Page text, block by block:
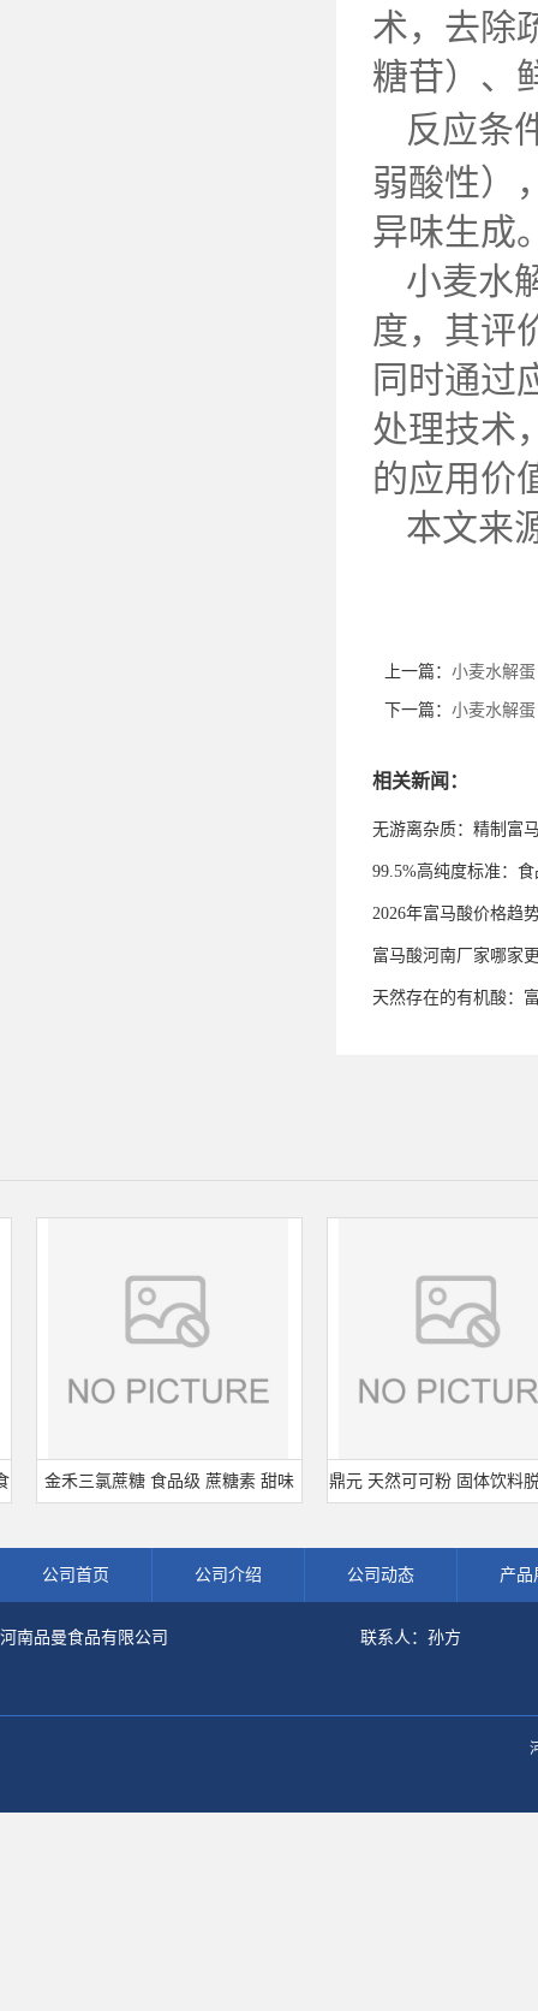
术，去除
糖苷）、
反应条
弱酸性）
异味生成
小麦水
度，其评
同时通过
处理技术
的应用价
本文来
上一篇： 小麦水解
下一篇： 小麦水解
相关新闻：
无游离杂质：精制富
99.5%高纯度标准：
2026年富马酸价格趋
富马酸河南厂家哪家
天然存在的有机酸：
金禾三氯蔗糖 食品级 蔗糖素 甜味 鼎元 天然可可粉 固体饮料脱脂可
公司首页 公司介绍 公司动态 产品
河南品曼食品有限公司 联系人：孙方